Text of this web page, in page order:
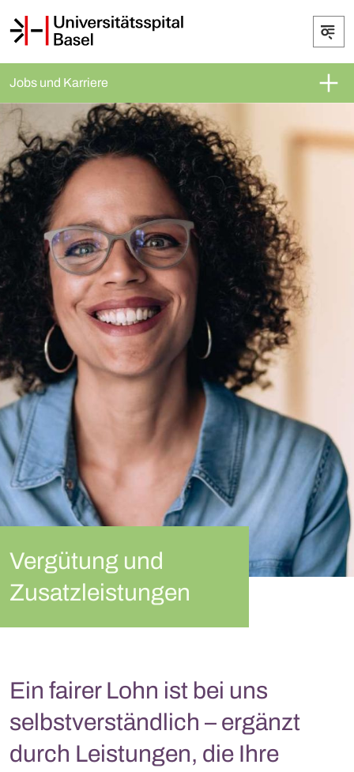
Jobs und Karriere
Vergütung und
Zusatzleistungen
Ein fairer Lohn ist bei uns
selbstverständlich – ergänzt
durch Leistungen, die Ihre